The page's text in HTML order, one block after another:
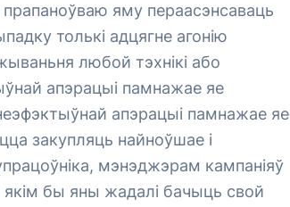
яму пераасэнсаваць
толькі адцягне агонію
любой тэхнікі або
апэрацыі памнажае яе
апэрацыі памнажае яе
закупляць найноўшае і
мэнэджэрам кампаніяў
якім бы яны жадалі бачыць свой